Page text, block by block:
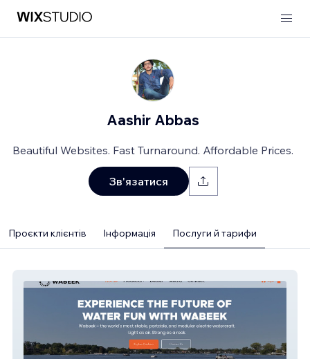
Aashir Abbas
Beautiful Websites. Fast Turnaround. Affordable Prices.
Зв'язатися
Проєкти клієнтів Інформація Послуги й тарифи